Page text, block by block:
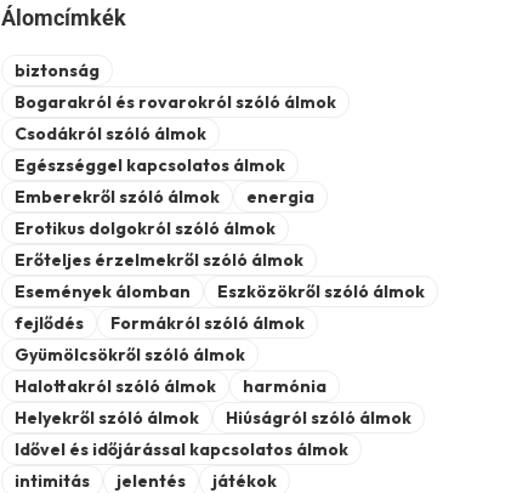
Álomcímkék
biztonság
Bogarakról és rovarokról szóló álmok
Csodákról szóló álmok
Egészséggel kapcsolatos álmok
Emberekről szóló álmok
energia
Erotikus dolgokról szóló álmok
Erőteljes érzelmekről szóló álmok
Események álomban
Eszközökről szóló álmok
fejlődés
Formákról szóló álmok
Gyümölcsökről szóló álmok
Halottakról szóló álmok
harmónia
Helyekről szóló álmok
Hiúságról szóló álmok
Idővel és időjárással kapcsolatos álmok
intimitás
jelentés
játékok